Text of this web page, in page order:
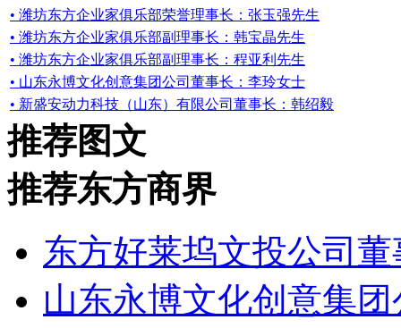
• 潍坊东方企业家俱乐部荣誉理事长：张玉强先生
• 潍坊东方企业家俱乐部副理事长：韩宝晶先生
• 潍坊东方企业家俱乐部副理事长：程亚利先生
• 山东永博文化创意集团公司董事长：李玲女士
• 新盛安动力科技（山东）有限公司董事长：韩绍毅
推荐图文
推荐东方商界
东方好莱坞文投公司
山东永博文化创意集